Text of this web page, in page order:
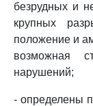
безрудных и
крупных
положение и
возможная
нарушений;
- определены